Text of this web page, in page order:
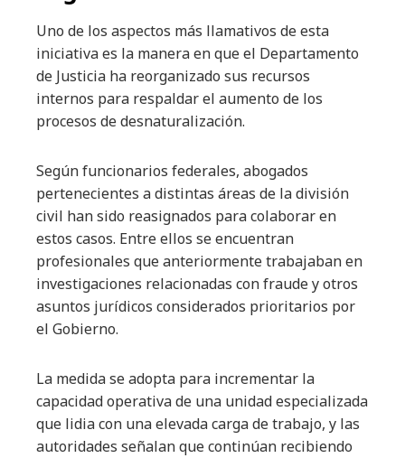
Uno de los aspectos más llamativos de esta
iniciativa es la manera en que el Departamento
de Justicia ha reorganizado sus recursos
internos para respaldar el aumento de los
procesos de desnaturalización.
Según funcionarios federales, abogados
pertenecientes a distintas áreas de la división
civil han sido reasignados para colaborar en
estos casos. Entre ellos se encuentran
profesionales que anteriormente trabajaban en
investigaciones relacionadas con fraude y otros
asuntos jurídicos considerados prioritarios por
el Gobierno.
La medida se adopta para incrementar la
capacidad operativa de una unidad especializada
que lidia con una elevada carga de trabajo, y las
autoridades señalan que continúan recibiendo